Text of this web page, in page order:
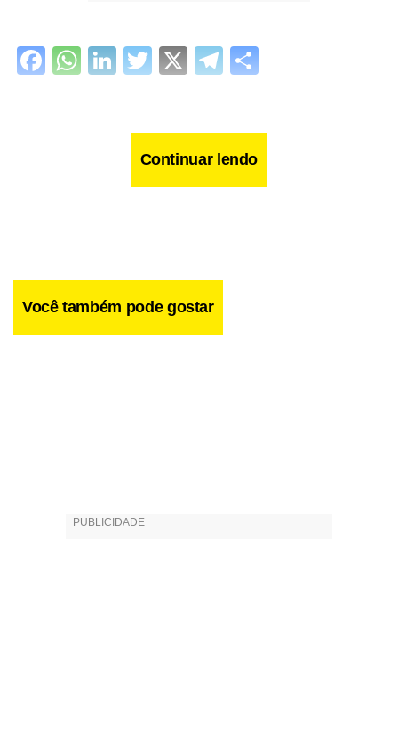
Facebook
WhatsApp
LinkedIn
Twitter
X Telegram
Continuar lendo
Você também pode gostar